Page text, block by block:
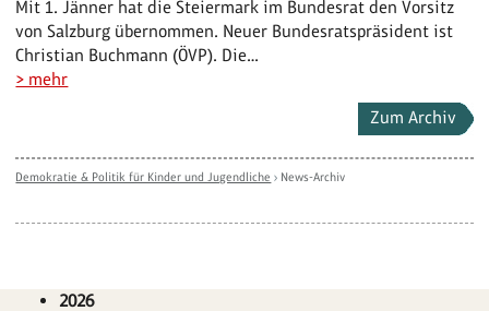
Mit 1. Jänner hat die Steiermark im Bundesrat den Vorsitz
von Salzburg übernommen. Neuer Bundesratspräsident ist
Christian Buchmann (ÖVP). Die…
> mehr
Zum Archiv
Demokratie & Politik für Kinder und Jugendliche › News-Archiv
2026